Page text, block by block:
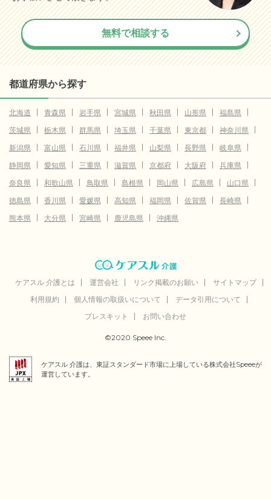
無料で相談する
都道府県から探す
北海道 青森県 岩手県 宮城県 秋田県 山形県
福島県
茨城県
栃木県 群馬県 埼玉県 千葉県 東京都
神奈川県
新潟県
富山県 石川県 福井県 山梨県 長野県
岐阜県
静岡県
愛知県 三重県 滋賀県 京都府 大阪府
兵庫県
奈良県
和歌山県 鳥取県 島根県 岡山県 広島県
山口県
徳島県
香川県 愛媛県 高知県 福岡県 佐賀県
長崎県
熊本県
大分県 宮崎県 鹿児島県 沖縄県
ケアスル 介護とは 運営会社 リンク掲載のお願い
サイトマップ
利用規約
個人情報の取扱いについて
データ引用について
プレスキット
お問い合わせ
©2020 Speee Inc.
ケアスル 介護は、東証スタンダード市場に上場している株式会社Speeeが
運営しています。